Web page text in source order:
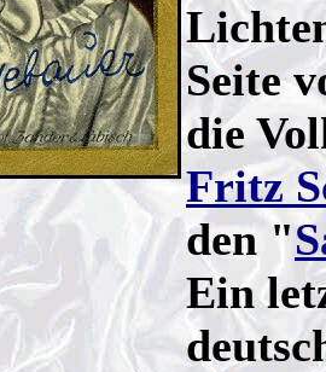
Seite
die
Fritz
den "
Ein